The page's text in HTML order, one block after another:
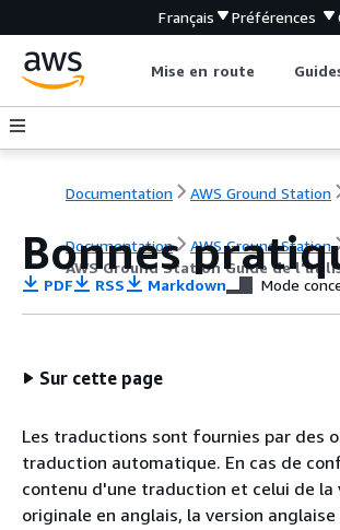
Français Préférences
Mise en route
Documentation AWS Ground Station
Documentation
AWS Ground Station
AWS Ground Station Guide de
Bonnes
PDF RSS Markdown Mode
Sur cette page
Les traductions sont fournies par des
traduction automatique. En cas de
contenu d'une traduction et celui de la
originale en anglais, la version